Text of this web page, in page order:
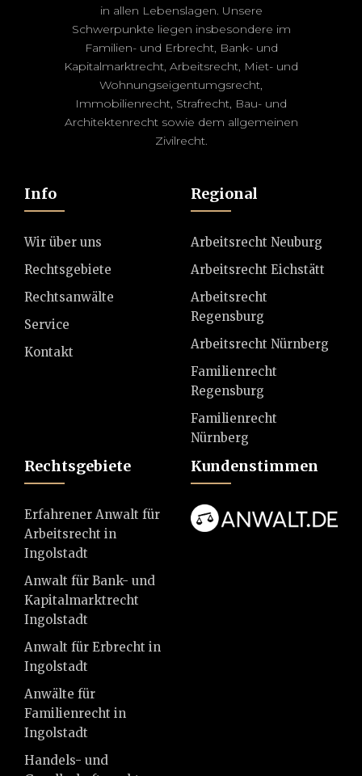
in allen Lebenslagen. Unsere
Schwerpunkte liegen insbesondere im
Familien- und Erbrecht, Bank- und
Kapitalmarktrecht, Arbeitsrecht, Miet- und
Wohnungseigentumgsrecht,
Immobilienrecht, Strafrecht, Bau- und
Architektenrecht sowie dem allgemeinen
Zivilrecht.
Info
Wir über uns
Rechtsgebiete
Rechtsanwälte
Service
Kontakt
Regional
Arbeitsrecht Neuburg
Arbeitsrecht Eichstätt
Arbeitsrecht
Regensburg
Arbeitsrecht Nürnberg
Familienrecht
Regensburg
Familienrecht
Nürnberg
Rechtsgebiete
Erfahrener Anwalt für
Arbeitsrecht in
Ingolstadt
Anwalt für Bank- und
Kapitalmarktrecht
Ingolstadt
Anwalt für Erbrecht in
Ingolstadt
Anwälte für
Familienrecht in
Ingolstadt
Handels- und
Kundenstimmen